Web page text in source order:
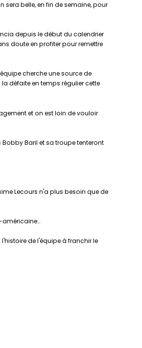
belle, en fin de semaine, pour
depuis le début du calendrier
doute en profiter pour remettre
cherche une source de
défaite en temps régulier cette
et on est loin de vouloir
Baril et sa troupe tenteront
Lecours n'a plus besoin que de
américaine…
de l'équipe à franchir le